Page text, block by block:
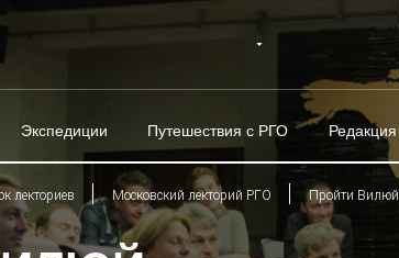
Экспедиции Путешествия с РГО Редакция
лекториев Московский лекторий РГО Пройти Вилюй